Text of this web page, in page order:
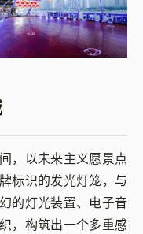
，以未来主义愿景点
标识的发光灯笼，与
的灯光装置、电子音
，构筑出一个多重感